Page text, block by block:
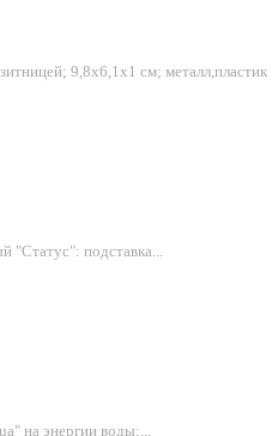
9,8х6,1х1 см; металл,пластик
"Статус": подставка...
на энергии воды;...